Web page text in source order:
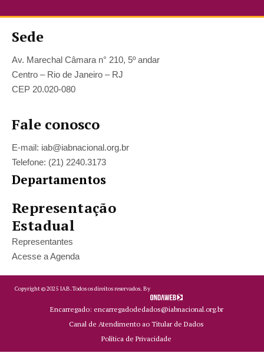
Sede
Av. Marechal Câmara n° 210, 5º andar
Centro – Rio de Janeiro – RJ
CEP 20.020-080
Fale conosco
E-mail: iab@iabnacional.org.br
Telefone: (21) 2240.3173
Departamentos
Representação
Estadual
Representantes
Acesse a Agenda
Copyright ©2025 IAB.Todos os direitos reservados. By
Encarregado: encarregadodedados@iabnacional.org.br
Canal de Atendimento ao Titular de Dados
Política de Privacidade